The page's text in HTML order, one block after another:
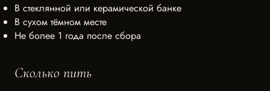
В стеклянной или керамической банке
В сухом тёмном месте
Не более 1 года после сбора
Сколько пить